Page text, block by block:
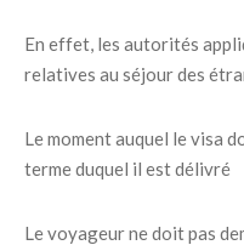
En effet, les autorités
relatives au séjour des
Le moment auquel le visa
terme duquel il est délivré
Le voyageur ne doit pas